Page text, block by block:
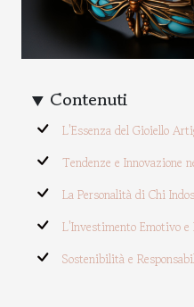
Contenuti
L'Essenza del Gioiello
Tendenze e Innovazione
La Personalità di Chi
L'Investimento Emotivo e
Sostenibilità e